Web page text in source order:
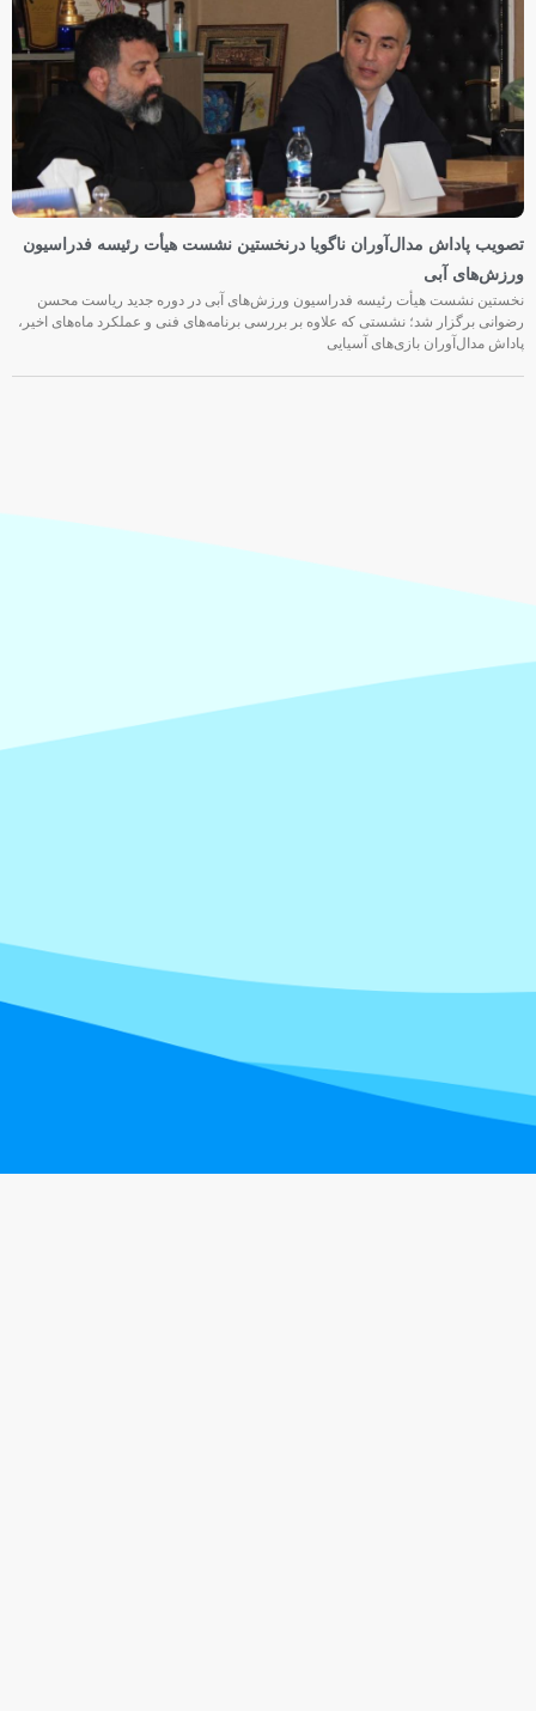
تصویب پاداش مدال‌آوران ناگویا درنخستین نشست هیأت رئیسه فدراسیون
ورزش‌های آبی
نخستین نشست هیأت رئیسه فدراسیون ورزش‌های آبی در دوره جدید ریاست محسن
رضوانی برگزار شد؛ نشستی که علاوه بر بررسی برنامه‌های فنی و عملکرد ماه‌های اخیر،
پاداش مدال‌آوران بازی‌های آسیایی